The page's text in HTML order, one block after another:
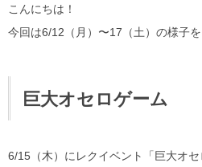
こんにちは！
今回は6/12（月）〜17（土）の様子を
巨大オセロゲーム
6/15（木）にレクイベント「巨大オセ